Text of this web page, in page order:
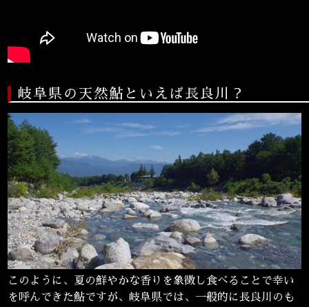
岐阜県の天然鮎といえば長良川？
このように、夏の鮮やかな香りを象徴し食べることで幸い
を呼んできた鮎ですが、岐阜県では、一般的に長良川のも